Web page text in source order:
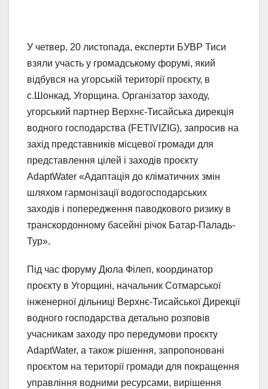
У четвер, 20 листопада, експерти БУВР Тиси
взяли участь у громадському форумі, який
відбувся на угорській території проєкту, в
с.Шонкад, Угорщина. Організатор заходу,
угорський партнер Верхнє-Тисайська дирекція
водного господарства (FETIVIZIG), запросив на
захід представників місцевої громади для
представлення цілей і заходів проєкту
AdaptWater «Адаптація до кліматичних змін
шляхом гармонізації водогосподарських
заходів і попередження паводкового ризику в
транскордонному басейні річок Батар-Паладь-
Тур».
Під час форуму Дюла Філеп, координатор
проєкту в Угорщині, начальник Сотмарської
інженерної дільниці Верхнє-Тисайської Дирекції
водного господарства детально розповів
учасникам заходу про передумови проєкту
AdaptWater, а також рішення, запропоновані
проєктом на території громади для покращення
управління водними ресурсами, вирішення